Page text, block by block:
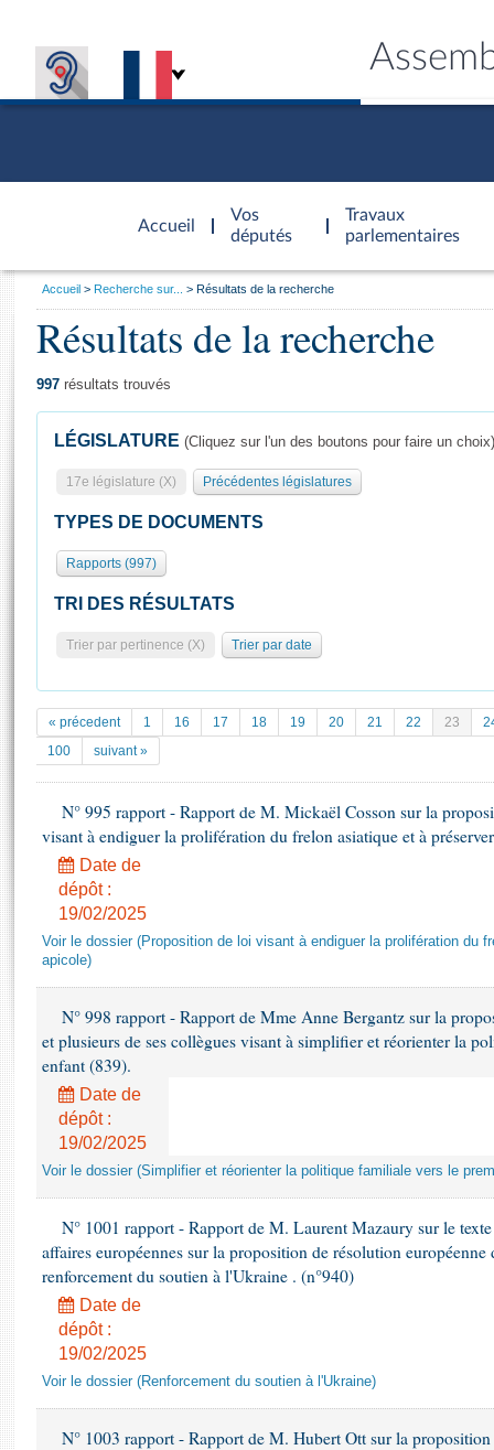
Accueil
d'accueil
Vos
députés
Travaux
parlementaires
Présidence
577 députés
Séance publique
Commissions et autres organes
Congrès
Documents parlementaires
Projets de loi
Propositions de loi
Amendements
Textes adoptés
Rapports d'information
Rapports d'enquête
Rapports législatifs
Rapports sur l'application des lois
Baromètre de l’application des lois
Dossiers législatifs
Budget et sécurité sociale
Comptes rendus des débats
Général
Rôle et pouvoirs de l'Assemblée
Organisation de l'Assemblée
Présidence Conférence des Présidents
Transparence et déontologie
Documents de référence
Histoire
Juniors
Anciennes législatures
Liens vers les sites publics
Visiter l'Assemblée
Visite virtuelle du palais Bourbon
Les évènements
Patrimoine
La Bibliothèque
Les archives
Contacts et plan d'accès
Photos libres de droit
Vous
Vous
Accueil Recherche sur... Résultats de la recherche
Résultats de la recherche
997 résultats trouvés
LÉGISLATURE (Cliquez sur l'un des boutons pour faire un choix)
17e législature (X) Précédentes législatures
TYPES DE DOCUMENTS
Rapports (997)
TRI DES RÉSULTATS
Trier par pertinence (X) Trier par date
« précedent 1 16 17 18 19 20 21 22 23
100
suivant »
N° 995 rapport - Rapport de M. Mickaël Cosson sur la
visant à endiguer la prolifération du frelon asiatique et à
Date de
dépôt :
19/02/2025
Voir le dossier (Proposition de loi visant à endiguer la prolifération du
apicole)
N° 998 rapport - Rapport de Mme Anne Bergantz sur la
et plusieurs de ses collègues visant à simplifier et réorienter la
enfant (839).
Date de
dépôt :
19/02/2025
Voir le dossier (Simplifier et réorienter la politique familiale vers le
N° 1001 rapport - Rapport de M. Laurent Mazaury sur le
affaires européennes sur la proposition de résolution
renforcement du soutien à l'Ukraine . (n°940)
Date de
dépôt :
19/02/2025
Voir le dossier (Renforcement du soutien à l'Ukraine)
N° 1003 rapport - Rapport de M. Hubert Ott sur la